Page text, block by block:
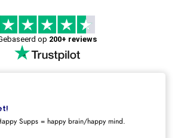
op 200+ reviews
Supps = happy brain/happy mind.